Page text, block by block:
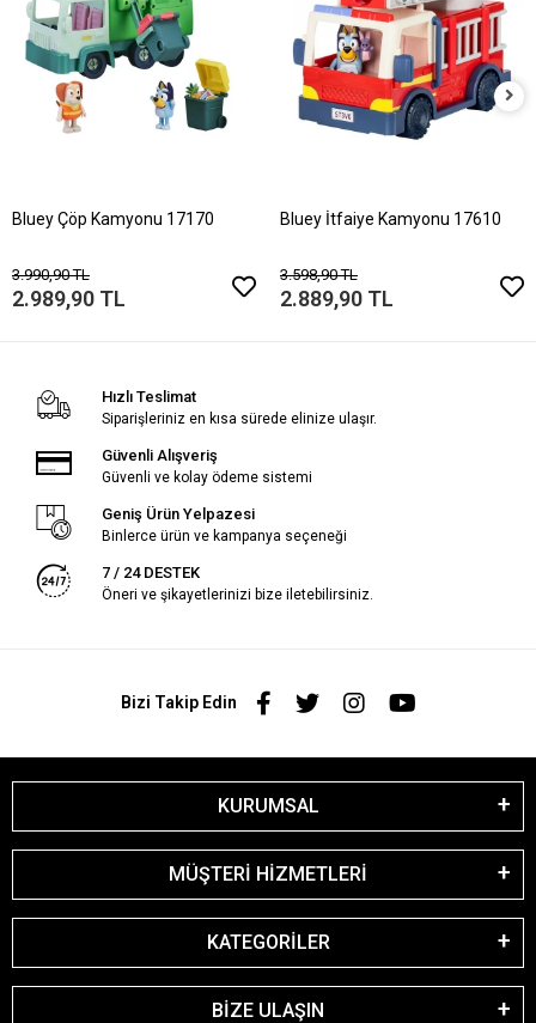
Bluey Çöp Kamyonu 17170
3.990,90 TL
2.989,90 TL
Bluey İtfaiye Kamyonu 17610
3.598,90 TL
2.889,90 TL
Hızlı Teslimat
Siparişleriniz en kısa sürede elinize ulaşır.
Güvenli Alışveriş
Güvenli ve kolay ödeme sistemi
Geniş Ürün Yelpazesi
Binlerce ürün ve kampanya seçeneği
7 / 24 DESTEK
Öneri ve şikayetlerinizi bize iletebilirsiniz.
Bizi Takip Edin
KURUMSAL
MÜŞTERİ HİZMETLERİ
KATEGORİLER
BİZE ULAŞIN